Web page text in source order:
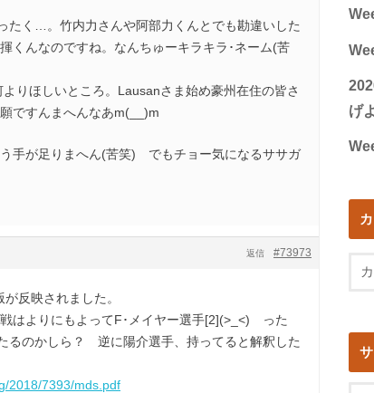
く…。竹内力さんや阿部力くんとでも勘違いした
くんなのですね。なんちゅーキラキラ･ネーム(苦
りほしいところ。Lausanさま始め豪州在住の皆さ
ですんまへんなあm(__)m
手が足りまへん(苦笑) でもチョー気になるササガ
#73973
返信
反映されました。
はよりにもよってF･メイヤー選手[2](>_<) った
るのかしら？ 逆に陽介選手、持ってると解釈した
2018/7393/mds.pdf
げ